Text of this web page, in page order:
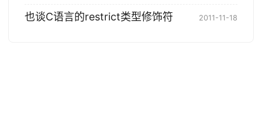
也谈C语言的restrict类型修饰符 2011-11-18